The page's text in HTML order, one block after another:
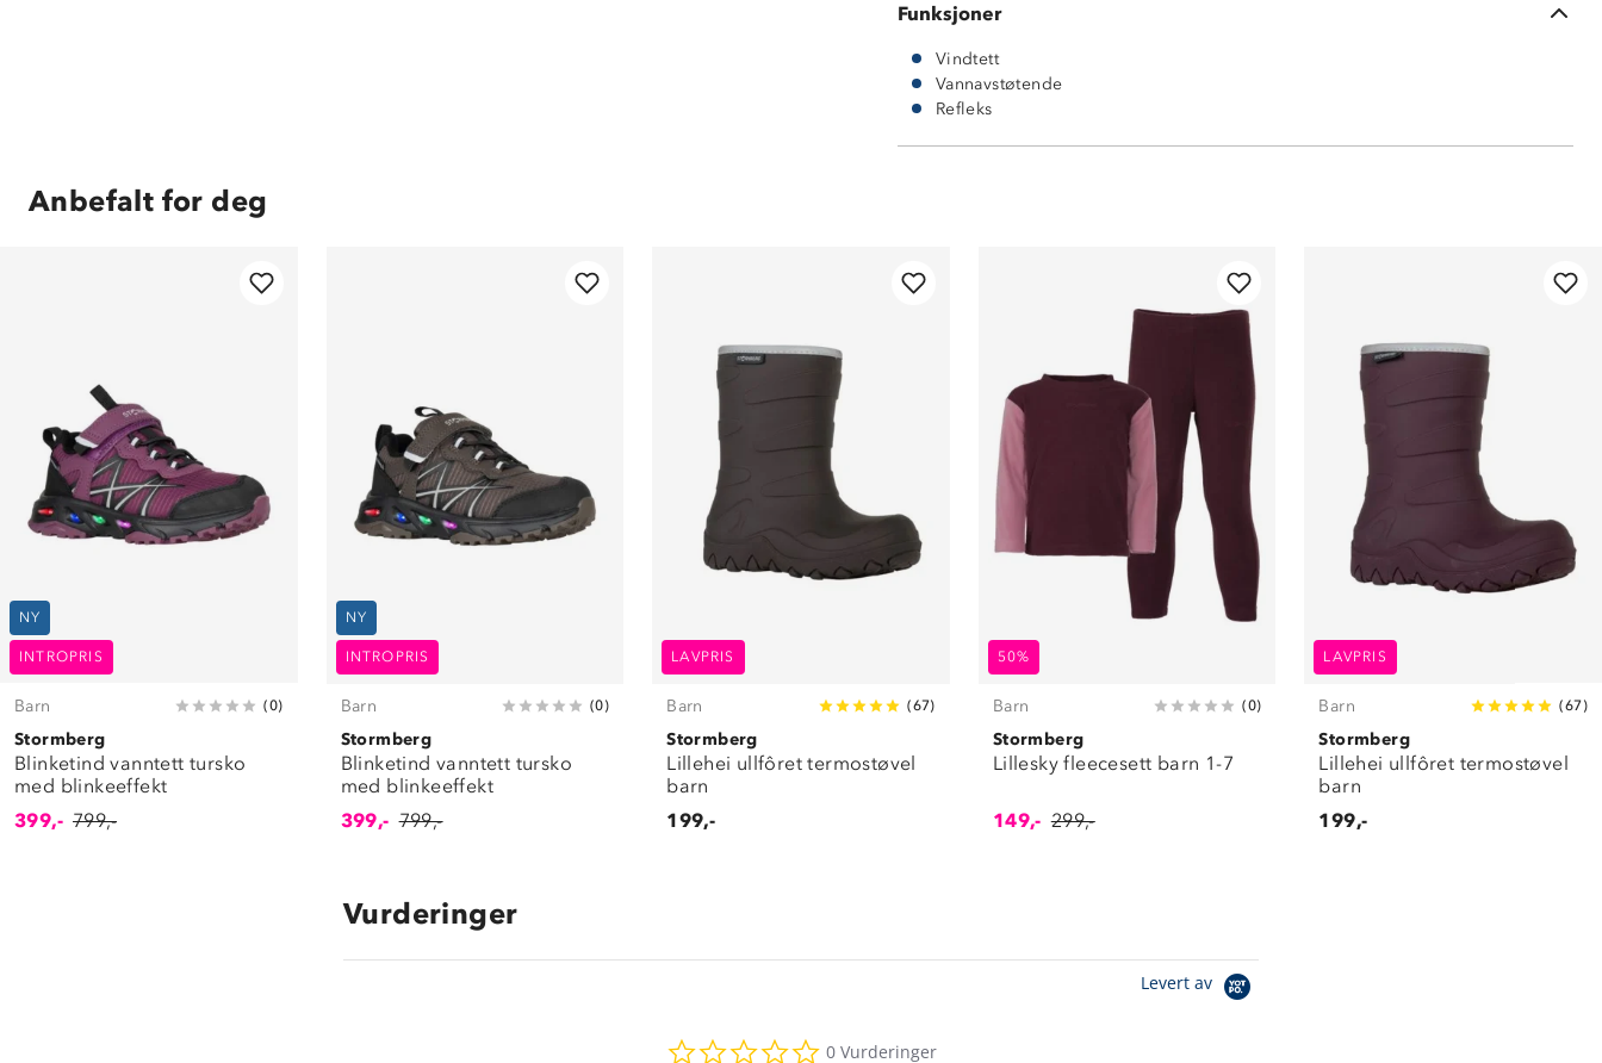
Funksjoner
Vindtett
Vannavstøtende
Refleks
Anbefalt for deg
NY
INTROPRIS
Barn (0)
Stormberg
Blinketind vanntett tursko
med blinkeeffekt
399,- 799,-
NY
INTROPRIS
Barn (0)
Stormberg
Blinketind vanntett tursko
med blinkeeffekt
399,- 799,-
LAVPRIS
Barn (67)
Stormberg
Lillehei ullfôret termostøvel
barn
199,-
50%
Barn (0)
Stormberg
Lillesky fleecesett barn 1-7
149,- 299,-
LAVPRIS
Barn (67)
Stormberg
Lillehei ullfôret termostøvel
barn
199,-
Vurderinger
Levert av
0 Vurderinger